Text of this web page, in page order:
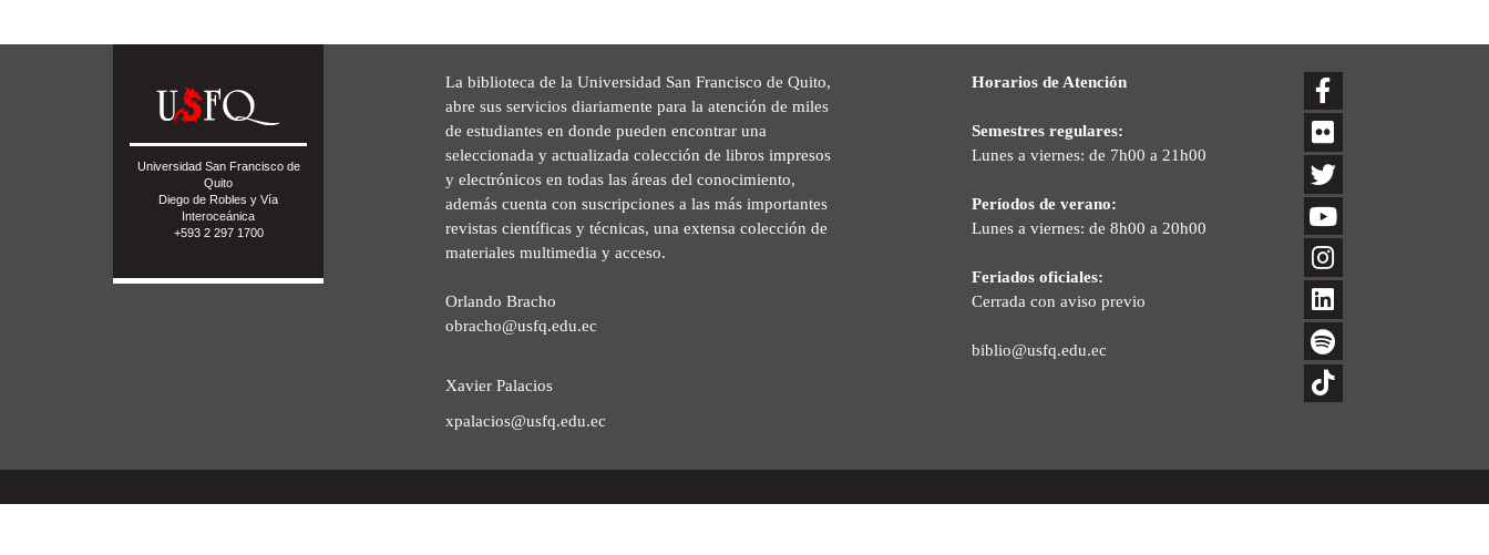
Universidad San Francisco de
Quito
Diego de Robles y Vía
Interoceánica
+593 2 297 1700
La biblioteca de la Universidad San Francisco de Quito,
abre sus servicios diariamente para la atención de miles
de estudiantes en donde pueden encontrar una
seleccionada y actualizada colección de libros impresos
y electrónicos en todas las áreas del conocimiento,
además cuenta con suscripciones a las más importantes
revistas científicas y técnicas, una extensa colección de
materiales multimedia y acceso.
Orlando Bracho
obracho@usfq.edu.ec
Xavier Palacios
xpalacios@usfq.edu.ec
Horarios de Atención
Semestres regulares:
Lunes a viernes: de 7h00 a 21h00
Períodos de verano:
Lunes a viernes: de 8h00 a 20h00
Feriados oficiales:
Cerrada con aviso previo
biblio@usfq.edu.ec